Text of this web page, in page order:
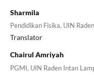
Sharmila
Pendidikan Fisika, UIN
Translator
Chairul Amriyah
PGMI, UIN Raden Intan